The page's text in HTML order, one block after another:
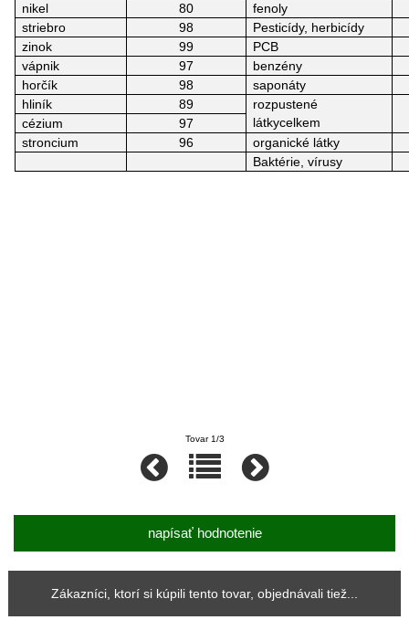
nikel
80
fenoly
striebro
98
Pesticídy, herbicídy
zinok
99
PCB
vápnik
97
benzény
horčík
98
saponáty
hliník
89
rozpustené
látkycelkem
cézium
97
stroncium
96
organické látky
Baktérie, vírusy
Tovar 1/3
napísať hodnotenie
Zákazníci, ktorí si kúpili tento tovar, objednávali tiež...